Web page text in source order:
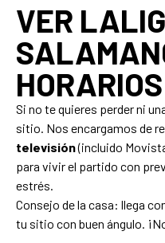
VER
Si no te quieres perder ni
sitio. Nos encargamos de
televisión(incluido
para vivir el partido con
estrés.
Consejo de la casa: llega
tu sitio con buen ángulo.